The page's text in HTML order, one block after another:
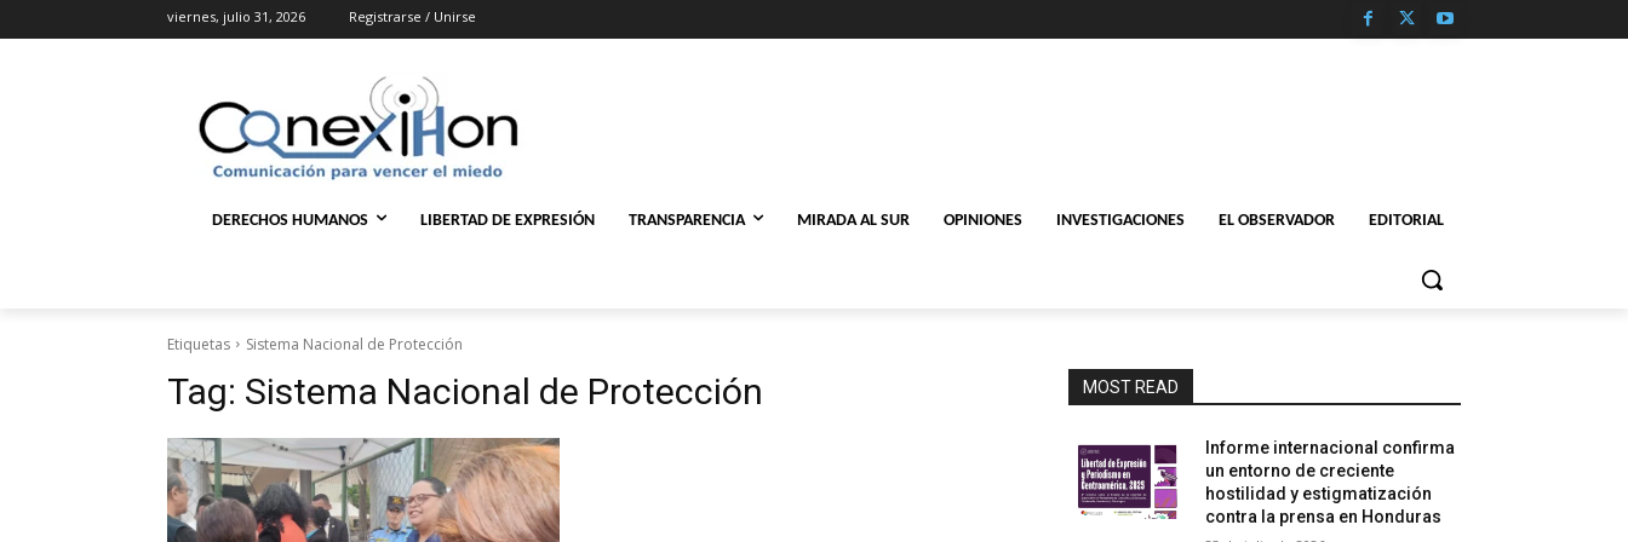
viernes, julio 31, 2026 Registrarse / Unirse
DERECHOS HUMANOS LIBERTAD DE EXPRESIÓN TRANSPARENCIA MIRADA AL SUR OPINIONES INVESTIGACIONES EL OBSERVADOR EDITORIAL
Etiquetas Sistema Nacional de Protección
Tag: Sistema Nacional de Protección MOST READ
Informe internacional confirma
un entorno de creciente
hostilidad y estigmatización
contra la prensa en Honduras